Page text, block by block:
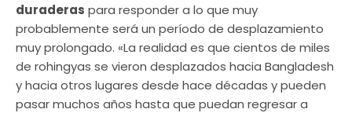
duraderas para responder a lo que muy
probablemente será un período de desplazamiento
muy prolongado. «La realidad es que cientos de miles
de rohingyas se vieron desplazados hacia Bangladesh
y hacia otros lugares desde hace décadas y pueden
pasar muchos años hasta que puedan regresar a